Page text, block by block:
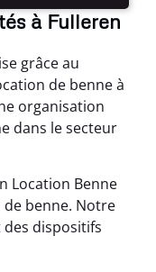
à Fulleren
grâce au
de benne à
organisation
dans le secteur
Location Benne
benne. Notre
dispositifs